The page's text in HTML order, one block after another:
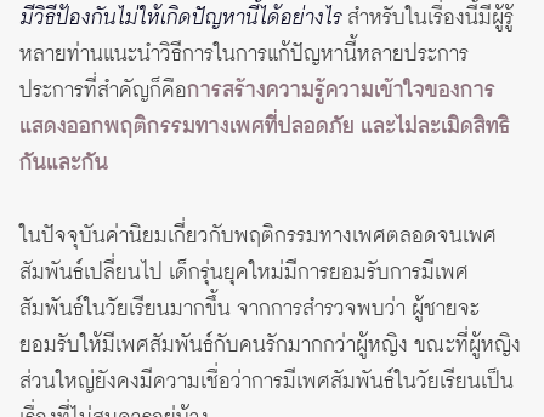
มีวิธีป้องกันไม่ให้เกิดปัญหานี้ได้อย่างไร สำหรับในเรื่องนี้มีผู้รู้
หลายท่านแนะนำวิธีการในการแก้ปัญหานี้หลายประการ
ประการที่สำคัญก็คือการสร้างความรู้ความเข้าใจของการ
แสดงออกพฤติกรรมทางเพศที่ปลอดภัย และไม่ละเมิดสิทธิ
กันและกัน
ในปัจจุบันค่านิยมเกี่ยวกับพฤติกรรมทางเพศตลอดจนเพศ
สัมพันธ์เปลี่ยนไป เด็กรุ่นยุคใหม่มีการยอมรับการมีเพศ
สัมพันธ์ในวัยเรียนมากขึ้น จากการสำรวจพบว่า ผู้ชายจะ
ยอมรับให้มีเพศสัมพันธ์กับคนรักมากกว่าผู้หญิง ขณะที่ผู้หญิง
ส่วนใหญ่ยังคงมีความเชื่อว่าการมีเพศสัมพันธ์ในวัยเรียนเป็น